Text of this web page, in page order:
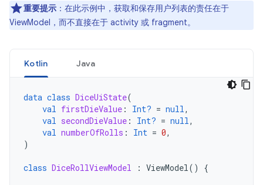
重要提示 ：在此示例中，获取和保存用户列表的责任在于
ViewModel，而不直接在于 activity 或 fragment。
Kotlin Java
data class DiceUiState(
val firstDieValue : Int? = null,
val secondDieValue : Int? = null,
val numberOfRolls : Int = 0,
)
class DiceRollViewModel : ViewModel() {